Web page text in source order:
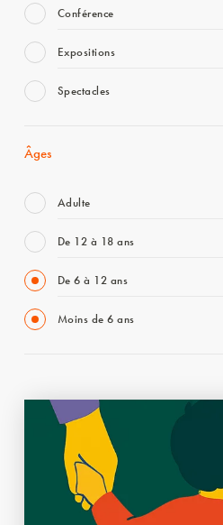
Conférence
Expositions
Spectacles
Âges
Adulte
De 12 à 18 ans
De 6 à 12 ans
Moins de 6 ans